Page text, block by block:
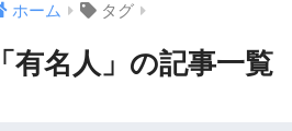
ホーム タグ
「有名人」の記事一覧